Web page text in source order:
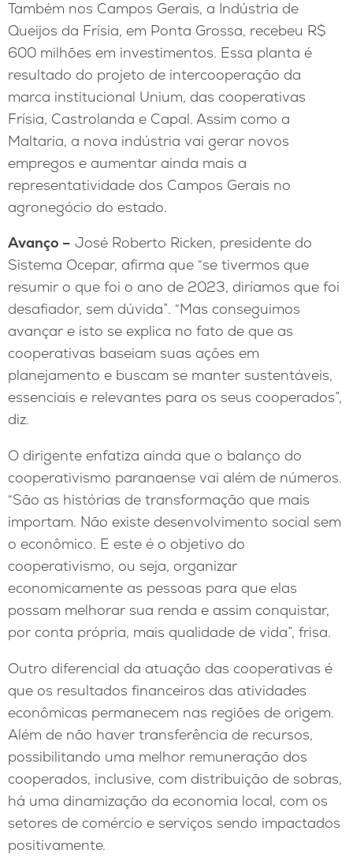
Também nos Campos Gerais, a Indústria de
Queijos da Frísia, em Ponta Grossa, recebeu R$
600 milhões em investimentos. Essa planta é
resultado do projeto de intercooperação da
marca institucional Unium, das cooperativas
Frísia, Castrolanda e Capal. Assim como a
Maltaria, a nova indústria vai gerar novos
empregos e aumentar ainda mais a
representatividade dos Campos Gerais no
agronegócio do estado.
Avanço – José Roberto Ricken, presidente do
Sistema Ocepar, afirma que “se tivermos que
resumir o que foi o ano de 2023, diríamos que foi
desafiador, sem dúvida”. “Mas conseguimos
avançar e isto se explica no fato de que as
cooperativas baseiam suas ações em
planejamento e buscam se manter sustentáveis,
essenciais e relevantes para os seus cooperados”,
diz.
O dirigente enfatiza ainda que o balanço do
cooperativismo paranaense vai além de números.
“São as histórias de transformação que mais
importam. Não existe desenvolvimento social sem
o econômico. E este é o objetivo do
cooperativismo, ou seja, organizar
economicamente as pessoas para que elas
possam melhorar sua renda e assim conquistar,
por conta própria, mais qualidade de vida”, frisa.
Outro diferencial da atuação das cooperativas é
que os resultados financeiros das atividades
econômicas permanecem nas regiões de origem.
Além de não haver transferência de recursos,
possibilitando uma melhor remuneração dos
cooperados, inclusive, com distribuição de sobras,
há uma dinamização da economia local, com os
setores de comércio e serviços sendo impactados
positivamente.